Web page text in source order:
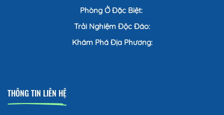
Phòng Ở Đặc Biệt:
Trải Nghiệm Độc Đáo:
Khám Phá Địa Phương:
THÔNG TIN LIÊN HỆ